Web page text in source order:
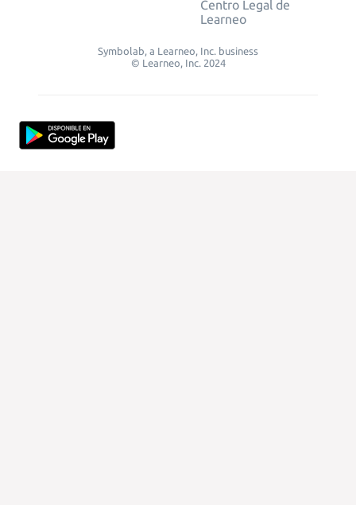
Centro Legal de
Learneo
Symbolab, a Learneo, Inc. business
© Learneo, Inc. 2024